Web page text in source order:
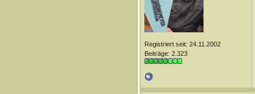
Registriert seit: 24.11.2002
Beiträge: 2.323